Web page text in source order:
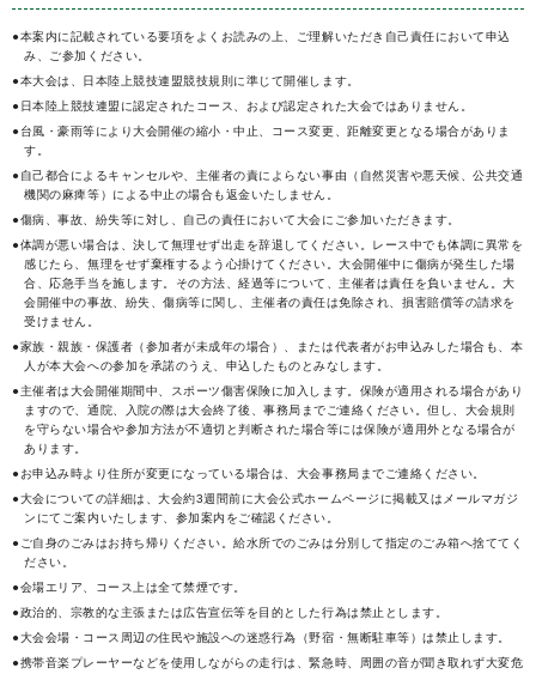
●本案内に記載されている要項をよくお読みの上、ご理解いただき自己責任において申込
み、ご参加ください。
●本大会は、日本陸上競技連盟競技規則に準じて開催します。
●日本陸上競技連盟に認定されたコース、および認定された大会ではありません。
●台風・豪雨等により大会開催の縮小・中止、コース変更、距離変更となる場合がありま
す。
●自己都合によるキャンセルや、主催者の責によらない事由（自然災害や悪天候、公共交通
機関の麻痺等）による中止の場合も返金いたしません。
●傷病、事故、紛失等に対し、自己の責任において大会にご参加いただきます。
●体調が悪い場合は、決して無理せず出走を辞退してください。レース中でも体調に異常を
感じたら、無理をせず棄権するよう心掛けてください。大会開催中に傷病が発生した場
合、応急手当を施します。その方法、経過等について、主催者は責任を負いません。大
会開催中の事故、紛失、傷病等に関し、主催者の責任は免除され、損害賠償等の請求を
受けません。
●家族・親族・保護者（参加者が未成年の場合）、または代表者がお申込みした場合も、本
人が本大会への参加を承諾のうえ、申込したものとみなします。
●主催者は大会開催期間中、スポーツ傷害保険に加入します。保険が適用される場合があり
ますので、通院、入院の際は大会終了後、事務局までご連絡ください。但し、大会規則
を守らない場合や参加方法が不適切と判断された場合等には保険が適用外となる場合が
あります。
●お申込み時より住所が変更になっている場合は、大会事務局までご連絡ください。
●大会についての詳細は、大会約3週間前に大会公式ホームページに掲載又はメールマガジ
ンにてご案内いたします、参加案内をご確認ください。
●ご自身のごみはお持ち帰りください。給水所でのごみは分別して指定のごみ箱へ捨ててく
ださい。
●会場エリア、コース上は全て禁煙です。
●政治的、宗教的な主張または広告宣伝等を目的とした行為は禁止とします。
●大会会場・コース周辺の住民や施設への迷惑行為（野宿・無断駐車等）は禁止します。
●携帯音楽プレーヤーなどを使用しながらの走行は、緊急時、周囲の音が聞き取れず大変危